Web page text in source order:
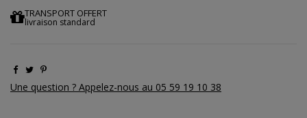
TRANSPORT OFFERT
livraison standard
Une question ? Appelez-nous au 05 59 19 10 38